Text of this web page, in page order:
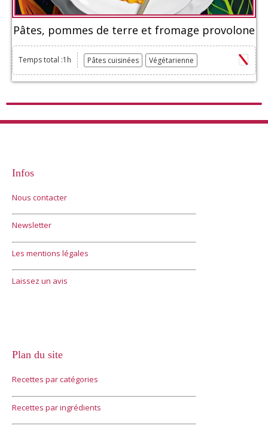
Pâtes, pommes de terre et fromage provolone
Temps total :1h Pâtes cuisinées Végétarienne
Infos
Nous contacter
Newsletter
Les mentions légales
Laissez un avis
Plan du site
Recettes par catégories
Recettes par ingrédients